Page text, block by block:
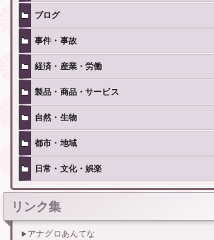
ブログ
事件・事故
経済・産業・労働
製品・商品・サービス
自然・生物
都市・地域
日常・文化・娯楽
リンク集
アナグロあんてな